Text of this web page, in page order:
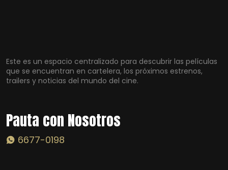
Este es un espacio centralizado para descubrir las películas
que se encuentran en cartelera, los próximos estrenos,
trailers y noticias del mundo del cine.
Pauta con Nosotros
6677-0198